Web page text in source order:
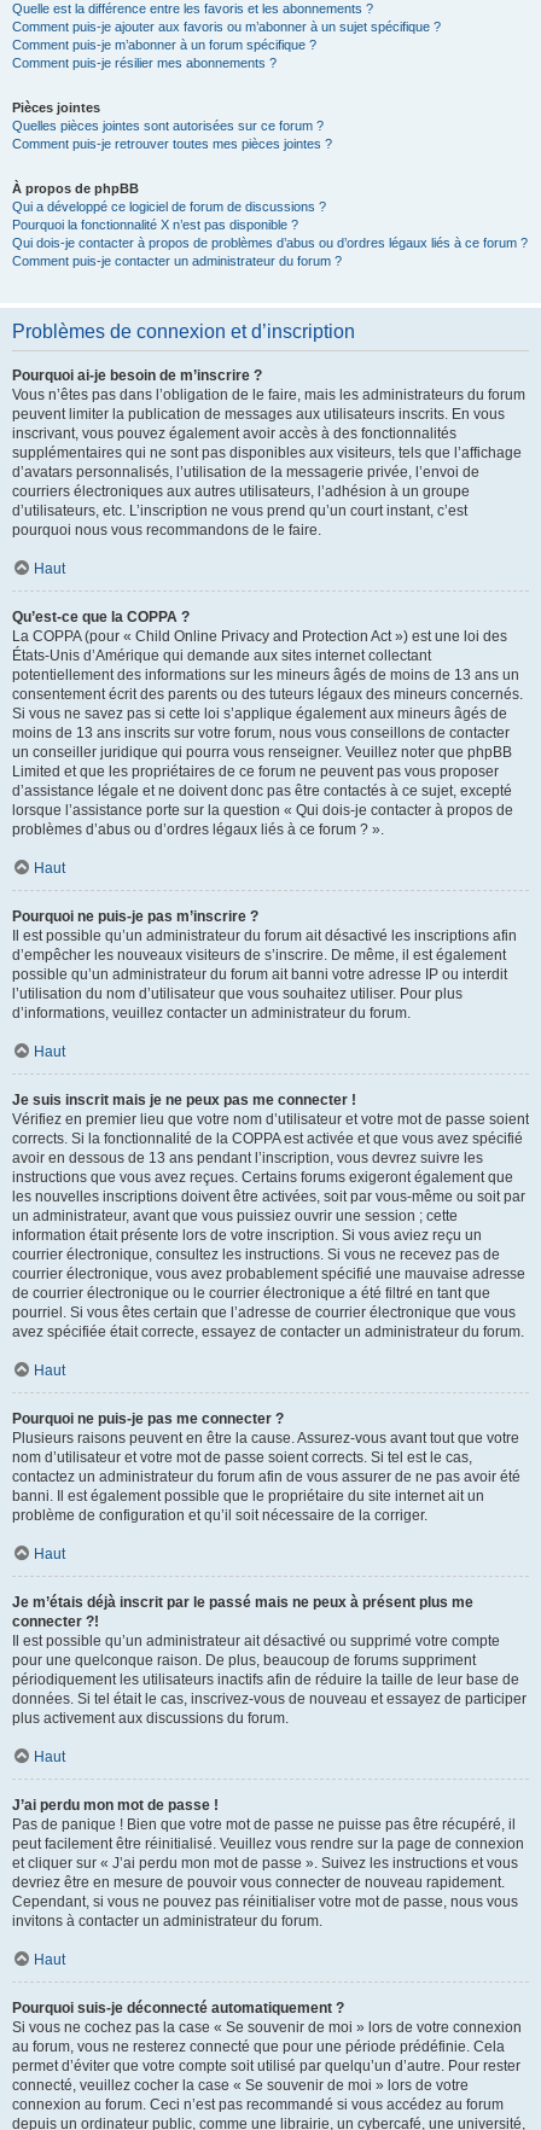
Quelle est la différence entre les favoris et les abonnements ?
Comment puis-je ajouter aux favoris ou m’abonner à un sujet spécifique ?
Comment puis-je m’abonner à un forum spécifique ?
Comment puis-je résilier mes abonnements ?
Pièces jointes
Quelles pièces jointes sont autorisées sur ce forum ?
Comment puis-je retrouver toutes mes pièces jointes ?
À propos de phpBB
Qui a développé ce logiciel de forum de discussions ?
Pourquoi la fonctionnalité X n’est pas disponible ?
Qui dois-je contacter à propos de problèmes d’abus ou d’ordres légaux liés à ce forum ?
Comment puis-je contacter un administrateur du forum ?
Problèmes de connexion et d’inscription
Pourquoi ai-je besoin de m’inscrire ?
Vous n’êtes pas dans l’obligation de le faire, mais les administrateurs du forum
peuvent limiter la publication de messages aux utilisateurs inscrits. En vous
inscrivant, vous pouvez également avoir accès à des fonctionnalités
supplémentaires qui ne sont pas disponibles aux visiteurs, tels que l’affichage
d’avatars personnalisés, l’utilisation de la messagerie privée, l’envoi de
courriers électroniques aux autres utilisateurs, l’adhésion à un groupe
d’utilisateurs, etc. L’inscription ne vous prend qu’un court instant, c’est
pourquoi nous vous recommandons de le faire.
Haut
Qu’est-ce que la COPPA ?
La COPPA (pour « Child Online Privacy and Protection Act ») est une loi des
États-Unis d’Amérique qui demande aux sites internet collectant
potentiellement des informations sur les mineurs âgés de moins de 13 ans un
consentement écrit des parents ou des tuteurs légaux des mineurs concernés.
Si vous ne savez pas si cette loi s’applique également aux mineurs âgés de
moins de 13 ans inscrits sur votre forum, nous vous conseillons de contacter
un conseiller juridique qui pourra vous renseigner. Veuillez noter que phpBB
Limited et que les propriétaires de ce forum ne peuvent pas vous proposer
d’assistance légale et ne doivent donc pas être contactés à ce sujet, excepté
lorsque l’assistance porte sur la question « Qui dois-je contacter à propos de
problèmes d’abus ou d’ordres légaux liés à ce forum ? ».
Haut
Pourquoi ne puis-je pas m’inscrire ?
Il est possible qu’un administrateur du forum ait désactivé les inscriptions afin
d’empêcher les nouveaux visiteurs de s’inscrire. De même, il est également
possible qu’un administrateur du forum ait banni votre adresse IP ou interdit
l’utilisation du nom d’utilisateur que vous souhaitez utiliser. Pour plus
d’informations, veuillez contacter un administrateur du forum.
Haut
Je suis inscrit mais je ne peux pas me connecter !
Vérifiez en premier lieu que votre nom d’utilisateur et votre mot de passe soient
corrects. Si la fonctionnalité de la COPPA est activée et que vous avez spécifié
avoir en dessous de 13 ans pendant l’inscription, vous devrez suivre les
instructions que vous avez reçues. Certains forums exigeront également que
les nouvelles inscriptions doivent être activées, soit par vous-même ou soit par
un administrateur, avant que vous puissiez ouvrir une session ; cette
information était présente lors de votre inscription. Si vous aviez reçu un
courrier électronique, consultez les instructions. Si vous ne recevez pas de
courrier électronique, vous avez probablement spécifié une mauvaise adresse
de courrier électronique ou le courrier électronique a été filtré en tant que
pourriel. Si vous êtes certain que l’adresse de courrier électronique que vous
avez spécifiée était correcte, essayez de contacter un administrateur du forum.
Haut
Pourquoi ne puis-je pas me connecter ?
Plusieurs raisons peuvent en être la cause. Assurez-vous avant tout que votre
nom d’utilisateur et votre mot de passe soient corrects. Si tel est le cas,
contactez un administrateur du forum afin de vous assurer de ne pas avoir été
banni. Il est également possible que le propriétaire du site internet ait un
problème de configuration et qu’il soit nécessaire de la corriger.
Haut
Je m’étais déjà inscrit par le passé mais ne peux à présent plus me
connecter ?!
Il est possible qu’un administrateur ait désactivé ou supprimé votre compte
pour une quelconque raison. De plus, beaucoup de forums suppriment
périodiquement les utilisateurs inactifs afin de réduire la taille de leur base de
données. Si tel était le cas, inscrivez-vous de nouveau et essayez de participer
plus activement aux discussions du forum.
Haut
J’ai perdu mon mot de passe !
Pas de panique ! Bien que votre mot de passe ne puisse pas être récupéré, il
peut facilement être réinitialisé. Veuillez vous rendre sur la page de connexion
et cliquer sur « J’ai perdu mon mot de passe ». Suivez les instructions et vous
devriez être en mesure de pouvoir vous connecter de nouveau rapidement.
Cependant, si vous ne pouvez pas réinitialiser votre mot de passe, nous vous
invitons à contacter un administrateur du forum.
Haut
Pourquoi suis-je déconnecté automatiquement ?
Si vous ne cochez pas la case « Se souvenir de moi » lors de votre connexion
au forum, vous ne resterez connecté que pour une période prédéfinie. Cela
permet d’éviter que votre compte soit utilisé par quelqu’un d’autre. Pour rester
connecté, veuillez cocher la case « Se souvenir de moi » lors de votre
connexion au forum. Ceci n’est pas recommandé si vous accédez au forum
depuis un ordinateur public, comme une librairie, un cybercafé, une université,